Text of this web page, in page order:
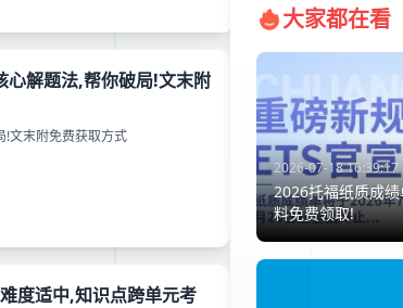
心解题法,帮你破局!文末附
!文末附免费获取方式
度适中,知识点跨单元考
大家都在看
2026-07-18 16:39:17
2026托福纸质成
料免费领取!